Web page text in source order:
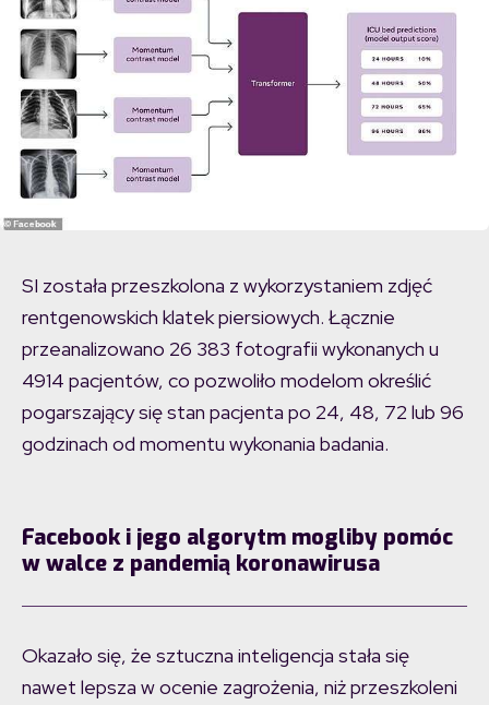
SI została przeszkolona z wykorzystaniem zdjęć
rentgenowskich klatek piersiowych. Łącznie
przeanalizowano 26 383 fotografii wykonanych u
4914 pacjentów, co pozwoliło modelom określić
pogarszający się stan pacjenta po 24, 48, 72 lub 96
godzinach od momentu wykonania badania.
Facebook i jego algorytm mogliby pomóc
w walce z pandemią koronawirusa
Okazało się, że sztuczna inteligencja stała się
nawet lepsza w ocenie zagrożenia, niż przeszkoleni